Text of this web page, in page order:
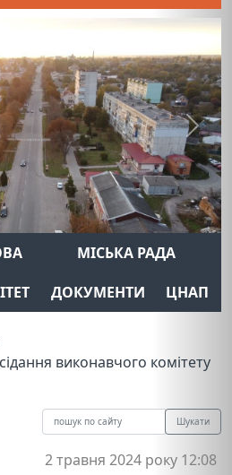
Next
МІСЬКА РАДА
ДОКУМЕНТИ ЦНАП
виконавчого комітету
Шукати
2 травня 2024 року 12:08